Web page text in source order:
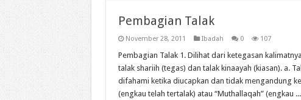
Pembagian Talak
November 28, 2011 Ibadah 0 107
Pembagian Talak 1. Dilihat dari ketegasan
talak shariih (tegas) dan talak kinaayah (kiasan). a.
difahami ketika diucapkan dan tidak mengandung
(engkau telah tertalak) atau “Muthallaqah” (engkau ...